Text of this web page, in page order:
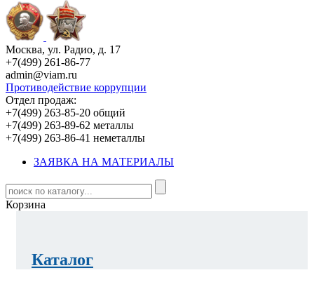
Москва, ул. Радио, д. 17
+7(499) 261-86-77
admin@viam.ru
Противодействие коррупции
Отдел продаж:
+7(499) 263-85-20 общий
+7(499) 263-89-62 металлы
+7(499) 263-86-41 неметаллы
ЗАЯВКА НА МАТЕРИАЛЫ
Корзина
Каталог